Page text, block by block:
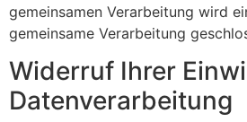
gemeinsamen Verarbeitung wird
gemeinsame Verarbeitung
Widerruf Ihrer
Datenverarbeitung